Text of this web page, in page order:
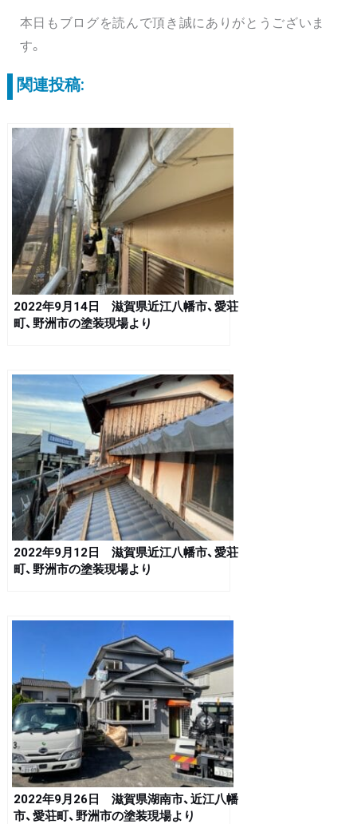
本日もブログを読んで頂き誠にありがとうございま
す。
関連投稿:
2022年9月14日 滋賀県近江八幡市、愛荘
町、野洲市の塗装現場より
2022年9月12日 滋賀県近江八幡市、愛荘
町、野洲市の塗装現場より
2022年9月26日 滋賀県湖南市、近江八幡
市、愛荘町、野洲市の塗装現場より